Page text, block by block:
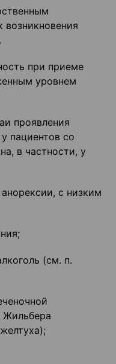
возникновения
при приеме
уровнем
проявления
пациентов со
в частности, у
с низким
(см. п.
Жильбера